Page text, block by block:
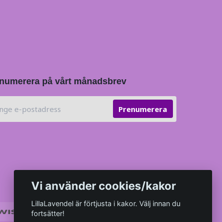
på vårt månadsbrev
Prenumerera
Vi använder cookies/kakor
LillaLavendel är förtjusta i kakor. Välj innan du
fortsätter!